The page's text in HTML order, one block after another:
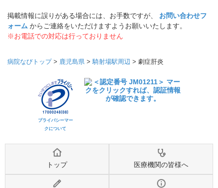
掲載情報に誤りがある場合には、お手数ですが、 お問い合わせフ
ォーム からご連絡をいただけますようお願いいたします。
※お電話での対応は行っておりません
病院なびトップ> 鹿児島県 >騎射場駅周辺 > 劇症肝炎
プライバシーマー
クについて
トップ 医療機関の皆様へ